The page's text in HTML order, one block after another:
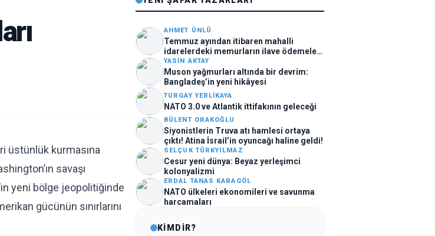
üstünlük kurmasına
savaşı
yeni bölge jeopolitiğinde
gücünün sınırlarını
AHMET ÜNLÜ
Temmuz ayından itibaren mahalli
idarelerdeki memurların ilave ödemeleri
arttı
YASIN AKTAY
Muson yağmurları altında bir devrim:
Bangladeş’in yeni hikâyesi
TURGAY YERLIKAYA
NATO 3.0 ve Atlantik ittifakının geleceği
BÜLENT ORAKOĞLU
Siyonistlerin Truva atı hamlesi ortaya
çıktı! Atina İsrail’in oyuncağı haline geldi!
SELÇUK TÜRKYILMAZ
Cesur yeni dünya: Beyaz yerleşimci
kolonyalizmi
ERDAL TANAS KARAGÖL
NATO ülkeleri ekonomileri ve savunma
harcamaları
KİMDİR?